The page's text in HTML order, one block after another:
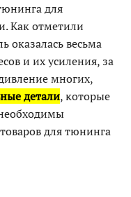
для
Как отметили
оказалась весьма
и их усиления, за
многих,
детали, которые
для тюнинга